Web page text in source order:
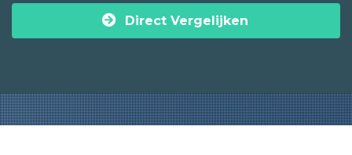
Direct Vergelijken